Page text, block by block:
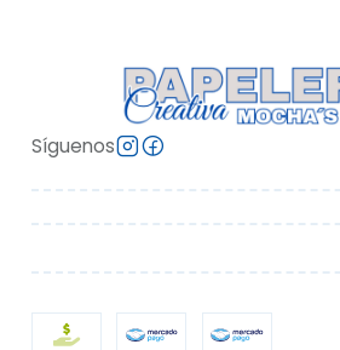
Síguenos